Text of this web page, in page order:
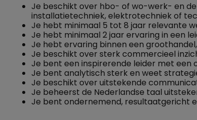
Je beschikt over hbo- of wo-werk- en
installatietechniek, elektrotechniek of
Je hebt minimaal 5 tot 8 jaar relevante
Je hebt minimaal 2 jaar ervaring in een
Je hebt ervaring binnen een
Je beschikt over sterk commercieel
Je bent een inspirerende leider met een
Je bent analytisch sterk en weet
Je beschikt over uitstekende
Je beheerst de Nederlandse taal
Je bent ondernemend, resultaatgericht